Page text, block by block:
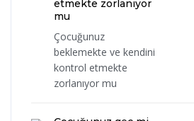
etmekte zorlanıyor
mu
Çocuğunuz
beklemekte ve kendini
kontrol etmekte
zorlanıyor mu